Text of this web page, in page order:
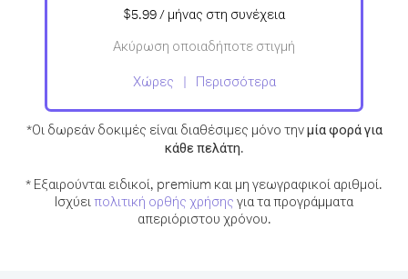
$5.99/ μήνας στη συνέχεια
Ακύρωση οποιαδήποτε στιγμή
Χώρες Περισσότερα
*Οι δωρεάν δοκιμές είναι διαθέσιμες μόνο τηνμία φορά για
κάθε πελάτη.
* Εξαιρούνται ειδικοί, premium και μη γεωγραφικοί αριθμοί.
Ισχύειπολιτική ορθής χρήσης για τα προγράμματα
απεριόριστου χρόνου.